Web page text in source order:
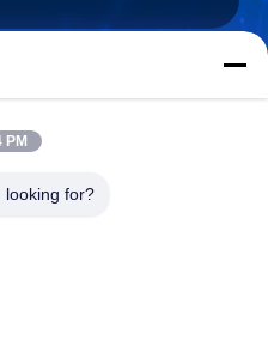
PM
looking for?